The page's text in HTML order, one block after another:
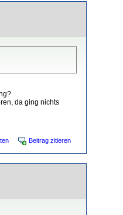
da ging nichts
Beitrag zitieren